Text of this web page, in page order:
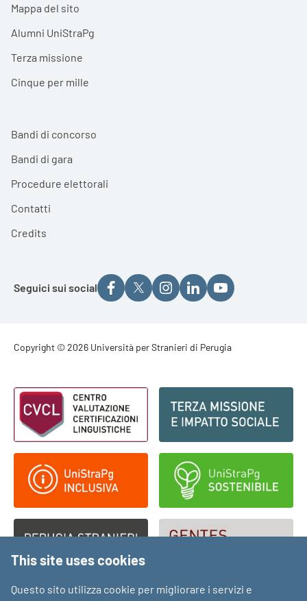
Mappa del sito
Alumni UniStraPg
Terza missione
Cinque per mille
Bandi di concorso
Bandi di gara
Procedure elettorali
Contatti
Credits
Seguici sui social
Footer - Copyright
Copyright © 2026 Università per Stranieri di Perugia
Footer - Loghi
This site uses cookies
Questo sito utilizza cookie per migliorare i servizi e